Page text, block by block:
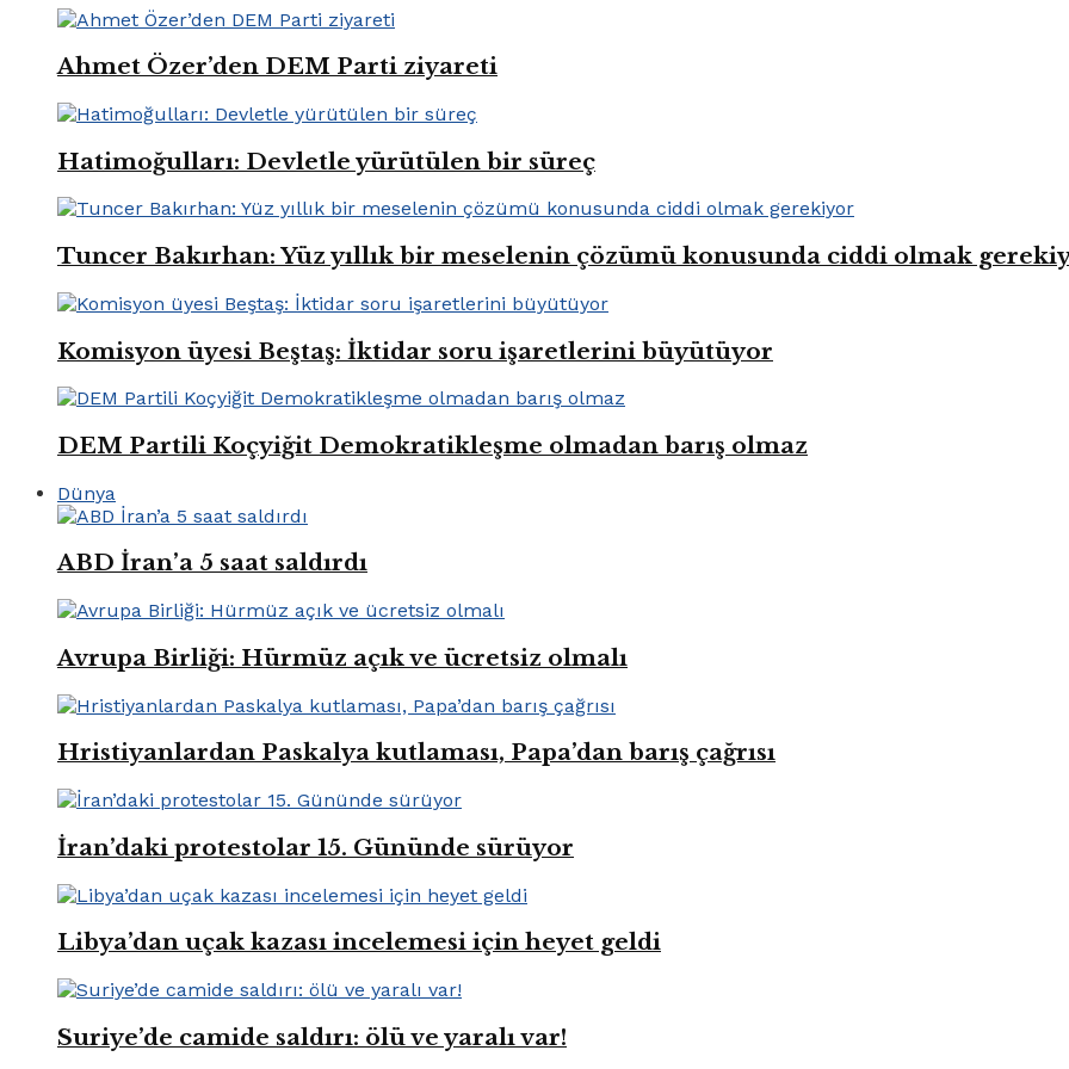
Ahmet Özer’den DEM Parti ziyareti
Hatimoğulları: Devletle yürütülen bir süreç
Tuncer Bakırhan: Yüz yıllık bir meselenin çözümü konusunda ciddi olmak
Komisyon üyesi Beştaş: İktidar soru işaretlerini büyütüyor
DEM Partili Koçyiğit Demokratikleşme olmadan barış olmaz
Dünya
ABD İran’a 5 saat saldırdı
Avrupa Birliği: Hürmüz açık ve ücretsiz olmalı
Hristiyanlardan Paskalya kutlaması, Papa’dan barış çağrısı
İran’daki protestolar 15. Gününde sürüyor
Libya’dan uçak kazası incelemesi için heyet geldi
Suriye’de camide saldırı: ölü ve yaralı var!